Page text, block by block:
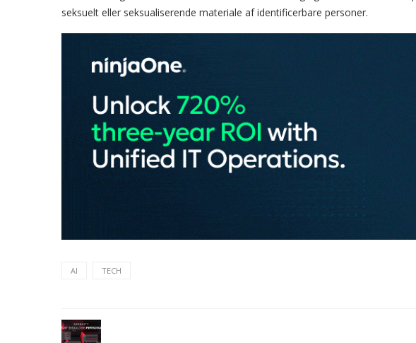
seksuelt eller seksualiserende materiale af identificerbare personer.
AI TECH